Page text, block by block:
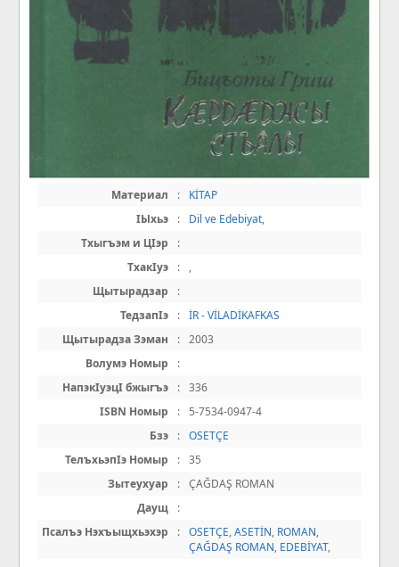
Материал :
KİTAP
IЫхьэ
: Dil ve Edebiyat,
Тхыгъэм и ЦIэр
:
ТхакIуэ
:
,
Щытырадзар
:
ТедзапIэ
: İR - VİLADİKAFKAS
Щытырадза Зэман
: 2003
Волумэ Номыр
:
НапэкIуэцI бжыгъэ
: 336
ISBN Номыр
:
5-7534-0947-4
Бзэ
: OSETÇE
ТелъхьэпIэ Номыр
: 35
Зытеухуар
: ÇAĞDAŞ ROMAN
Даущ
:
Псалъэ Нэхъыщхьэхэр
: OSETÇE,ASETİN, ROMAN,
ÇAĞDAŞ ROMAN, EDEBİYAT,